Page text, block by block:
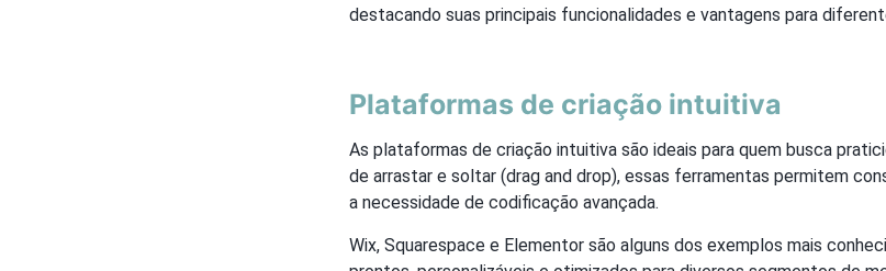
destacando suas principais funcionalidades e vantagens para
Plataformas de criação intuitiva
As plataformas de criação intuitiva são ideais para quem busca
de arrastar e soltar (drag and drop), essas ferramentas permitem
a necessidade de codificação avançada.
Wix, Squarespace e Elementor são alguns dos exemplos mais